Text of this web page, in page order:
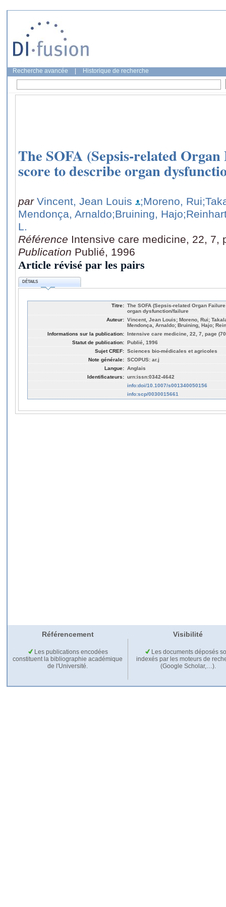
Recherche avancée Historique de recherche
The SOFA (Sepsis-related
score to describe organ
par Vincent, Jean Louis ;Moreno, Rui
Mendonça, Arnaldo;Bruining, Hajo
L.
Référence Intensive care medicine, 22, 7,
Publication Publié, 1996
Article révisé par les pairs
DÉTAILS
Titre: The SOFA (Sepsis-related Organ
organ dysfunction/failure
Auteur: Vincent, Jean Louis; Moreno, Rui;
Mendonça, Arnaldo; Bruining, Hajo;
Informations sur la publication: Intensive care medicine, 22, 7, page
Statut de publication: Publié, 1996
Sujet CREF: Sciences bio-médicales et agricoles
Note générale: SCOPUS: ar.j
Langue: Anglais
Identificateurs: urn:issn:0342-4642
info:doi/10.1007/s001340050156
info:scp/0030015661
Référencement Visibilité
Les publications encodées
constituent la bibliographie académique
de l'Université.
Les documents déposés
indexés par les moteurs de
(Google Scholar,…).